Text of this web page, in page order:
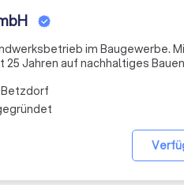
im Baugewerbe.
auf nachhaltiges Bauen, Planen und